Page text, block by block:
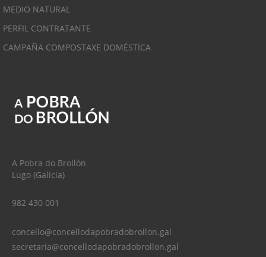
MEDIO NATURAL
PERFIL CONTRATANTE
CAMPAÑA COMPOSTAXE DOMÉSTICA
A Pobra do Brollón
Lugo (Galicia)
982 430 001
concello@concellodapobradobrollon.gal
secretaria@concellodapobradobrollon.gal